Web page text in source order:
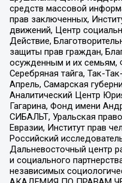
средств массовой
прав заключенных,
движений, Центр
Действие,
защиты прав граждан,
осужденным и их семьям,
Серебряная тайга, Так-
Апрель, Самарская
Аналитический Центр
Гагарина, Фонд имени
СИБАЛЬТ, Уральская
Евразии, Институт прав
Российский
Дальневосточный центр
и социального
независимых